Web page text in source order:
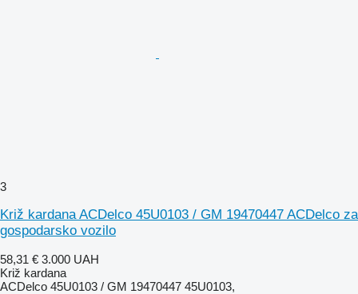
3
Križ kardana ACDelco 45U0103 / GM 19470447 ACDelco za
gospodarsko vozilo
58,31 € 3.000 UAH
Križ kardana
ACDelco 45U0103 / GM 19470447 45U0103,